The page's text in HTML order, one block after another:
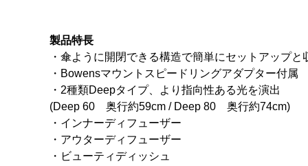
製品特長
・傘ように開閉できる構造で簡単にセットアップと
・Bowensマウントスピードリングアダプター付属
・2種類Deepタイプ、より指向性ある光を演出
(Deep 60 奥行約59cm / Deep 80 奥行約74cm)
・インナーディフューザー
・アウターディフューザー
・ビューティディッシュ